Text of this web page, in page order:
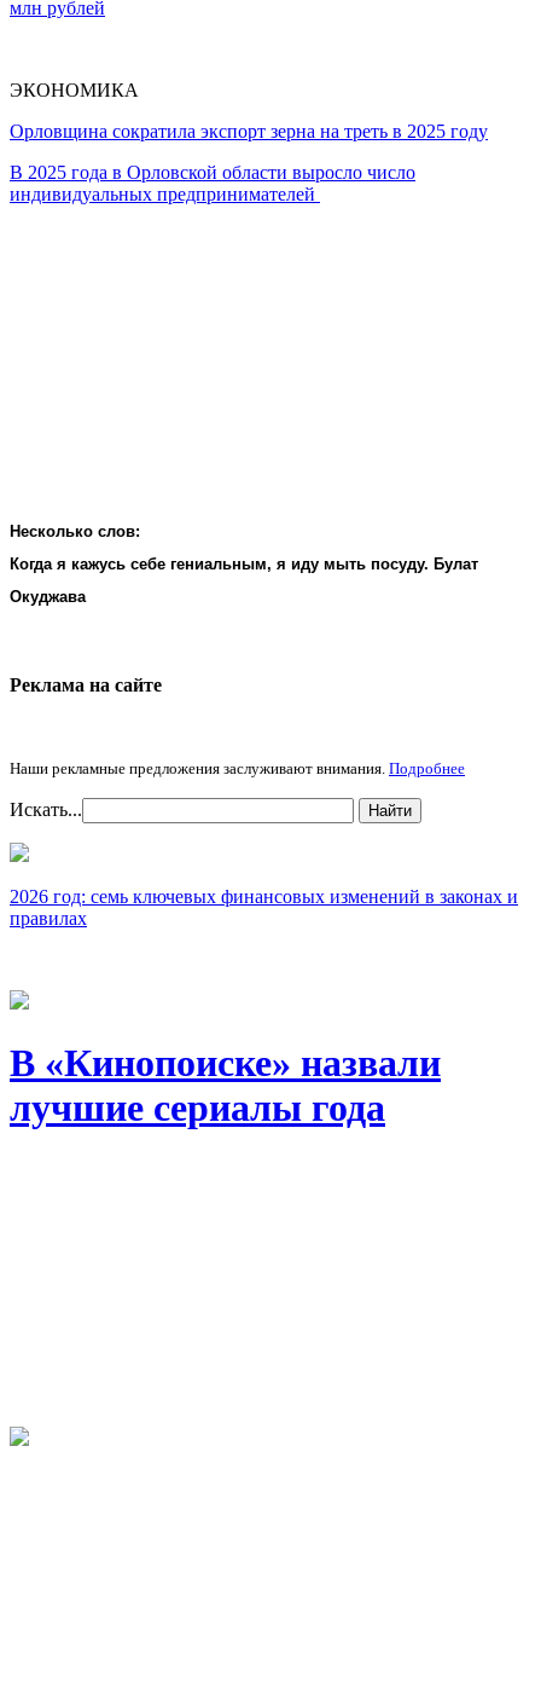
млн рублей
ЭКОНОМИКА
Орловщина сократила экспорт зерна на треть в 2025 году
В 2025 года в Орловской области выросло число
индивидуальных предпринимателей
Несколько слов:
Когда я кажусь себе гениальным, я иду мыть посуду. Булат
Окуджава
Реклама на cайте
Наши рекламные предложения заслуживают внимания. Подробнее
Искать... Найти
2026 год: семь ключевых финансовых изменений в законах и
правилах
В «Кинопоиске» назвали
лучшие сериалы года